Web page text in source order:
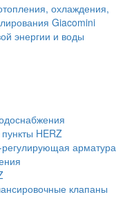
охлаждения,
Giacomini
энергии и воды
HERZ
арматура
клапаны